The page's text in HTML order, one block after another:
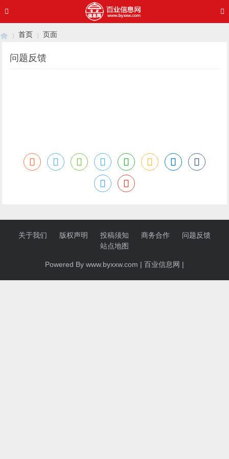
首页 页面
问题反馈
关于我们 版权声明 投稿须知 商务合作
问题反馈
站点地图
Powered By www.byxxw.com | 百业信息网 |